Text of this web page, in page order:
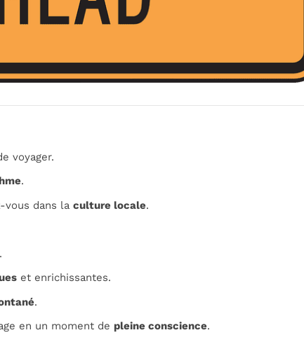
voyager.
.
vous dans la culture locale.
.
et enrichissantes.
.
en un moment de pleine conscience.